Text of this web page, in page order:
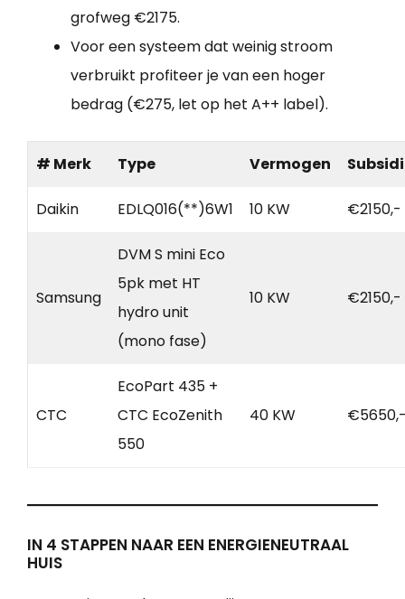
grofweg €2175.
Voor een systeem dat weinig stroom
verbruikt profiteer je van een hoger
bedrag (€275, let op het A++ label).
# Merk Type Vermogen
Daikin EDLQ016(**)6W1 10 KW €2150,-
Samsung
DVM S mini Eco
5pk met HT
hydro unit
(mono fase)
10 KW €2150,-
CTC
EcoPart 435 +
CTC EcoZenith
550
40 KW
IN 4 STAPPEN NAAR EEN ENERGIENEUTRAAL
HUIS